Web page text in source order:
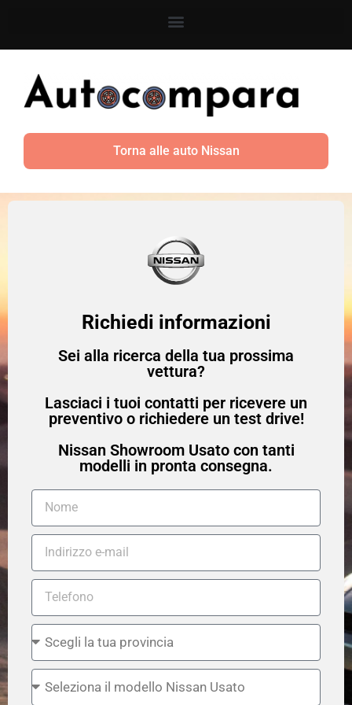
Torna alle auto Nissan
Richiedi informazioni
Sei alla ricerca della tua prossima
vettura?
Lasciaci i tuoi contatti per ricevere un
preventivo o richiedere un test drive!
Nissan Showroom Usato con tanti
modelli in pronta consegna.